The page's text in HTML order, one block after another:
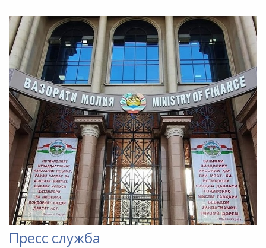
Пресс служба